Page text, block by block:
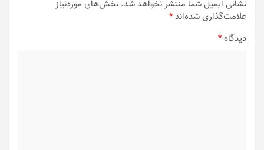
نشانی ایمیل شما منتشر نخواهد شد. بخش‌های موردنیاز
علامت‌گذاری شده‌اند*
دیدگاه*